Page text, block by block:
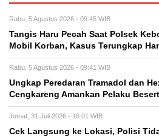
Rabu, 5 Agustus 2026 - 09:45 WIB
Tangis Haru Pecah Saat Polsek
Mobil Korban, Kasus Terungkap
Rabu, 5 Agustus 2026 - 09:41 WIB
Ungkap Peredaran Tramadol dan
Cengkareng Amankan Pelaku
Jumat, 31 Juli 2026 - 16:01 WIB
Cek Langsung ke Lokasi, Polisi